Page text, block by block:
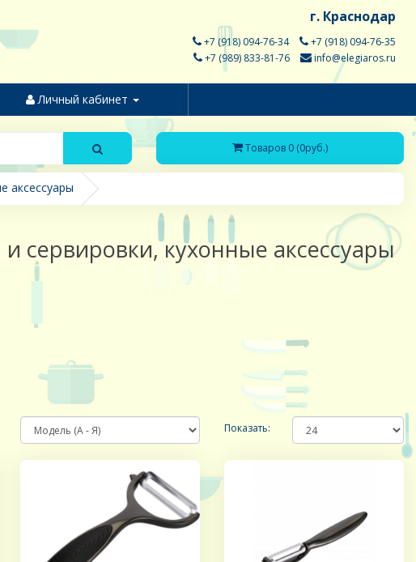
г. Краснодар
+7 (918) 094-76-34
+7 (918) 094-76-35
+7 (989) 833-81-76
info@elegiaros.ru
Личный кабинет
Товаров 0 (0руб.)
аксессуары
сервировки, кухонные аксессуары
Показать: